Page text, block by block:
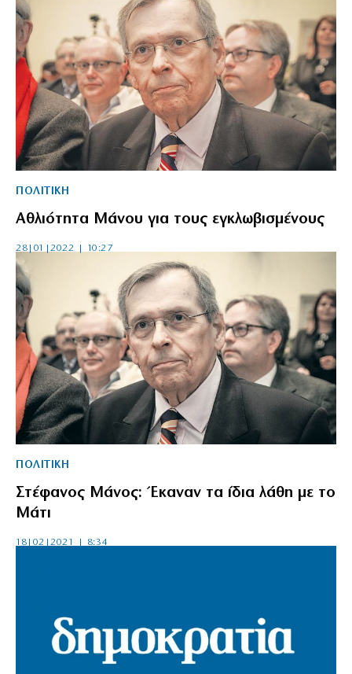
ΠΟΛΙΤΙΚΗ
Αθλιότητα Μάνου για τους εγκλωβισμένους
28|01|2022 | 10:27
ΠΟΛΙΤΙΚΗ
Στέφανος Μάνος: Έκαναν τα ίδια λάθη με το
Μάτι
18|02|2021 | 8:34